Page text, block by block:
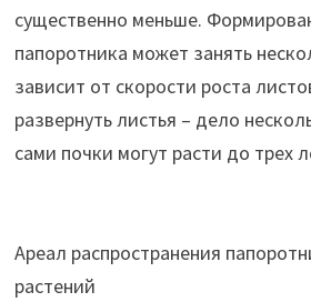
существенно меньше.
папоротника может занять
зависит от скорости роста
развернуть листья – дело
сами почки могут расти до трех
Ареал распространения
растений